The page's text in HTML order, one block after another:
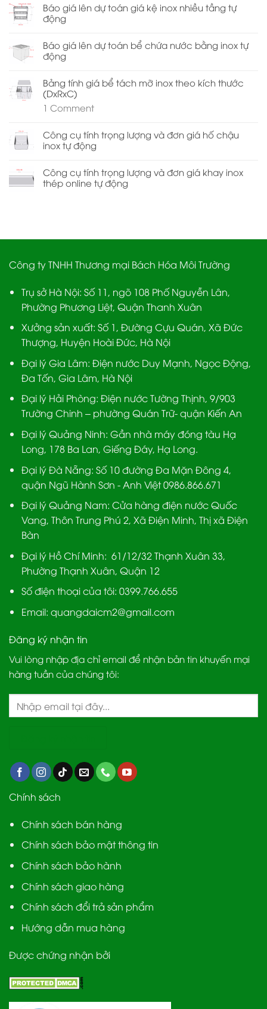
Báo giá lên dự toán giá kệ inox nhiều tầng tự
động
Báo giá lên dự toán bể chứa nước bằng inox tự
động
Bảng tính giá bể tách mỡ inox theo kích thước
(DxRxC)
1 Comment
Công cụ tính trọng lượng và đơn giá hố chậu
inox tự động
Công cụ tính trọng lượng và đơn giá khay inox
thép online tự động
Công ty TNHH Thương mại Bách Hóa Môi Trường
Trụ sở Hà Nội: Số 11, ngõ 108 Phố Nguyễn Lân,
Phường Phương Liệt, Quận Thanh Xuân
Xưởng sản xuất: Số 1, Đường Cựu Quán, Xã Đức
Thượng, Huyện Hoài Đức, Hà Nội
Đại lý Gia Lâm: Điện nước Duy Mạnh, Ngọc Động,
Đa Tốn, Gia Lâm, Hà Nội
Đại lý Hải Phòng: Điện nước Tường Thịnh, 9/903
Trường Chinh – phường Quán Trữ- quận Kiến An
Đại lý Quảng Ninh: Gần nhà máy đóng tàu Hạ
Long, 178 Ba Lan, Giếng Đáy, Hạ Long.
Đại lý Đà Nẵng: Số 10 đường Đa Mặn Đông 4,
quận Ngũ Hành Sơn - Anh Việt 0986.866.671
Đại lý Quảng Nam: Cửa hàng điện nước Quốc
Vang, Thôn Trung Phú 2, Xã Điện Minh, Thị xã Điện
Bàn
Đại lý Hồ Chí Minh: 61/12/32 Thạnh Xuân 33,
Phường Thạnh Xuân, Quận 12
Số điện thoại của tôi: 0399.766.655
Email: quangdaicm2@gmail.com
Đăng ký nhận tin
Vui lòng nhập địa chỉ email để nhận bản tin khuyến mại
hàng tuần của chúng tôi:
Chính sách
Chính sách bán hàng
Chính sách bảo mật thông tin
Chính sách bảo hành
Chính sách giao hàng
Chính sách đổi trả sản phẩm
Hướng dẫn mua hàng
Được chứng nhận bởi